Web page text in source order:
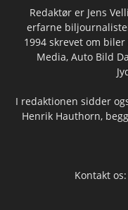
Redaktør er Jens
erfarne
1994 skrevet om
Media, Auto Bild
I redaktionen sidder
Henrik Hauthorn,
Kontakt os: